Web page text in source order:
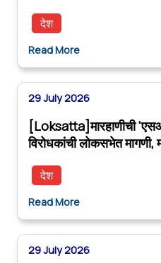
देश
Read More
29 July 2026
[Loksatta]मारहाणीची
विरोधकांची लोकसभेत मागणी,
देश
Read More
29 July 2026